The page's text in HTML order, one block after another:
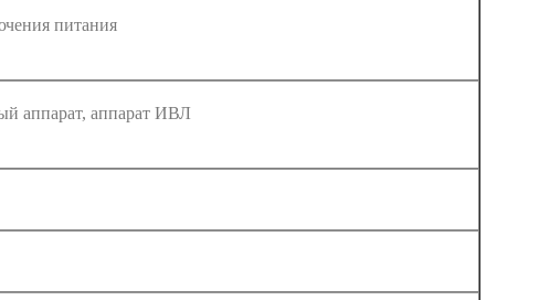
питания
аппарат, аппарат ИВЛ